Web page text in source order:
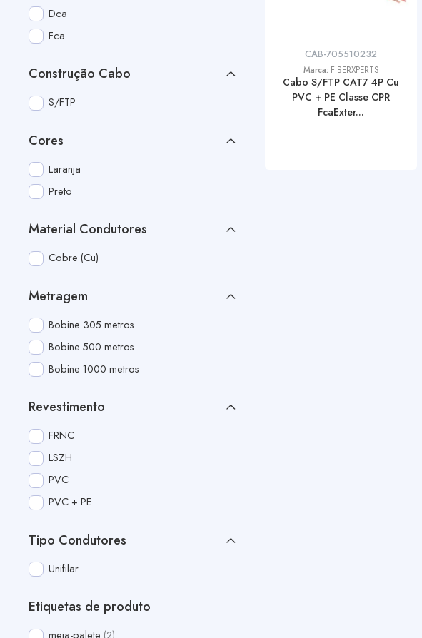
CAB-705510232
Marca: FIBERXPERTS
Cabo S/FTP CAT7 4P Cu
PVC + PE Classe CPR
FcaExter...
Dca
Fca
Construção Cabo
S/FTP
Cores
Laranja
Preto
Material Condutores
Cobre (Cu)
Metragem
Bobine 305 metros
Bobine 500 metros
Bobine 1000 metros
Revestimento
FRNC
LSZH
PVC
PVC + PE
Tipo Condutores
Unifilar
Etiquetas de produto
meia-palete 2